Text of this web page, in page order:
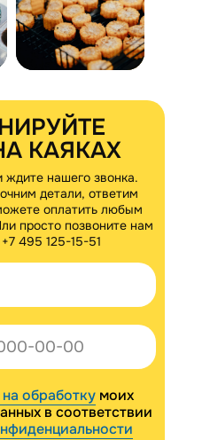
КАЯКАХ
нашего звонка.
детали, ответим
оплатить любым
просто позвоните нам
+7 495 125-15-51
обработку моих
в соответствии